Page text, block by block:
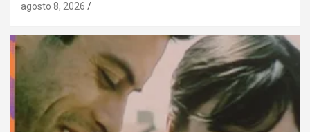
agosto 8, 2026